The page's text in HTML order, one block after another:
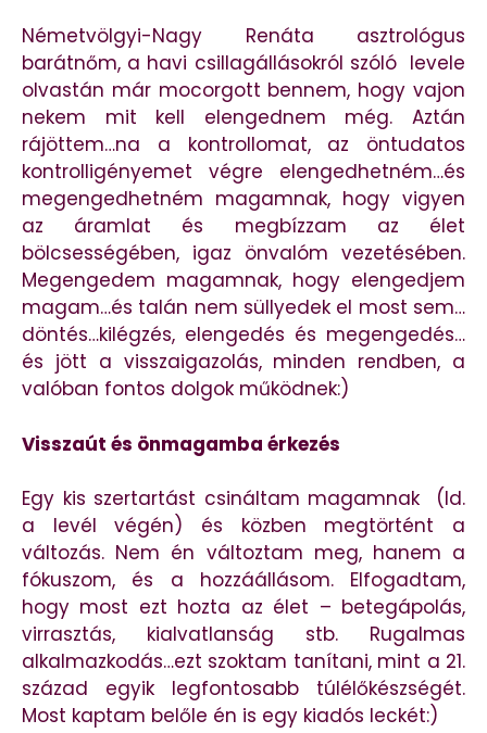
Németvölgyi-Nagy Renáta asztrológus
barátnőm, a havi csillagállásokról szóló levele
olvastán már mocorgott bennem, hogy vajon
nekem mit kell elengednem még. Aztán
rájöttem…na a kontrollomat, az öntudatos
kontrolligényemet végre elengedhetném…és
megengedhetném magamnak, hogy vigyen
az áramlat és megbízzam az élet
bölcsességében, igaz önvalóm vezetésében.
Megengedem magamnak, hogy elengedjem
magam…és talán nem süllyedek el most sem…
döntés…kilégzés, elengedés és megengedés…
és jött a visszaigazolás, minden rendben, a
valóban fontos dolgok működnek:)
Visszaút és önmagamba érkezés
Egy kis szertartást csináltam magamnak (ld.
a levél végén) és közben megtörtént a
változás. Nem én változtam meg, hanem a
fókuszom, és a hozzáállásom. Elfogadtam,
hogy most ezt hozta az élet – betegápolás,
virrasztás, kialvatlanság stb. Rugalmas
alkalmazkodás…ezt szoktam tanítani, mint a 21.
század egyik legfontosabb túlélőkészségét.
Most kaptam belőle én is egy kiadós leckét:)